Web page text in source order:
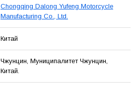
Chongqing Dalong Yufeng Motorcycle
Manufacturing Co., Ltd.
Китай
Чжунцин, Муниципалитет Чжунцин,
Китай.